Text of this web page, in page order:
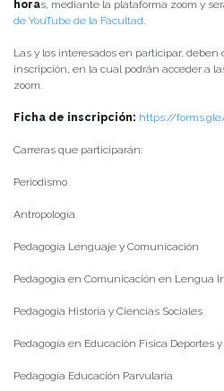
horas, mediante la plataforma zoom y
de YouTube de la Facultad.
Las y los interesados en participar,
inscripción, en la cual podrán acceder a
zoom.
Ficha de inscripción: https://
Carreras que participarán:
Periodismo
Antropología
Pedagogía Lenguaje y Comunicación
Pedagogía en Comunicación en Lengua
Pedagogía Historia y Ciencias Sociales
Pedagogía en Educación Física Deportes
Pedagogía Educación Parvularia